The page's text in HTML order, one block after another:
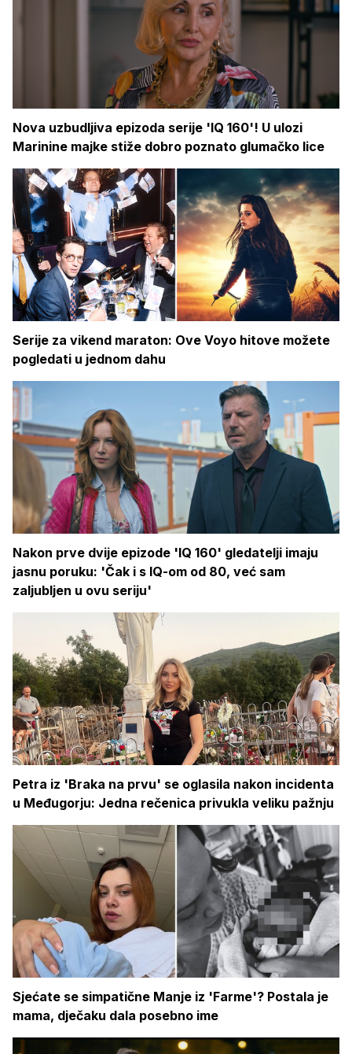
Nova uzbudljiva epizoda serije 'IQ 160'! U ulozi
Marinine majke stiže dobro poznato glumačko lice
Serije za vikend maraton: Ove Voyo hitove možete
pogledati u jednom dahu
Nakon prve dvije epizode 'IQ 160' gledatelji imaju
jasnu poruku: 'Čak i s IQ-om od 80, već sam
zaljubljen u ovu seriju'
Petra iz 'Braka na prvu' se oglasila nakon incidenta
u Međugorju: Jedna rečenica privukla veliku pažnju
Sjećate se simpatične Manje iz 'Farme'? Postala je
mama, dječaku dala posebno ime